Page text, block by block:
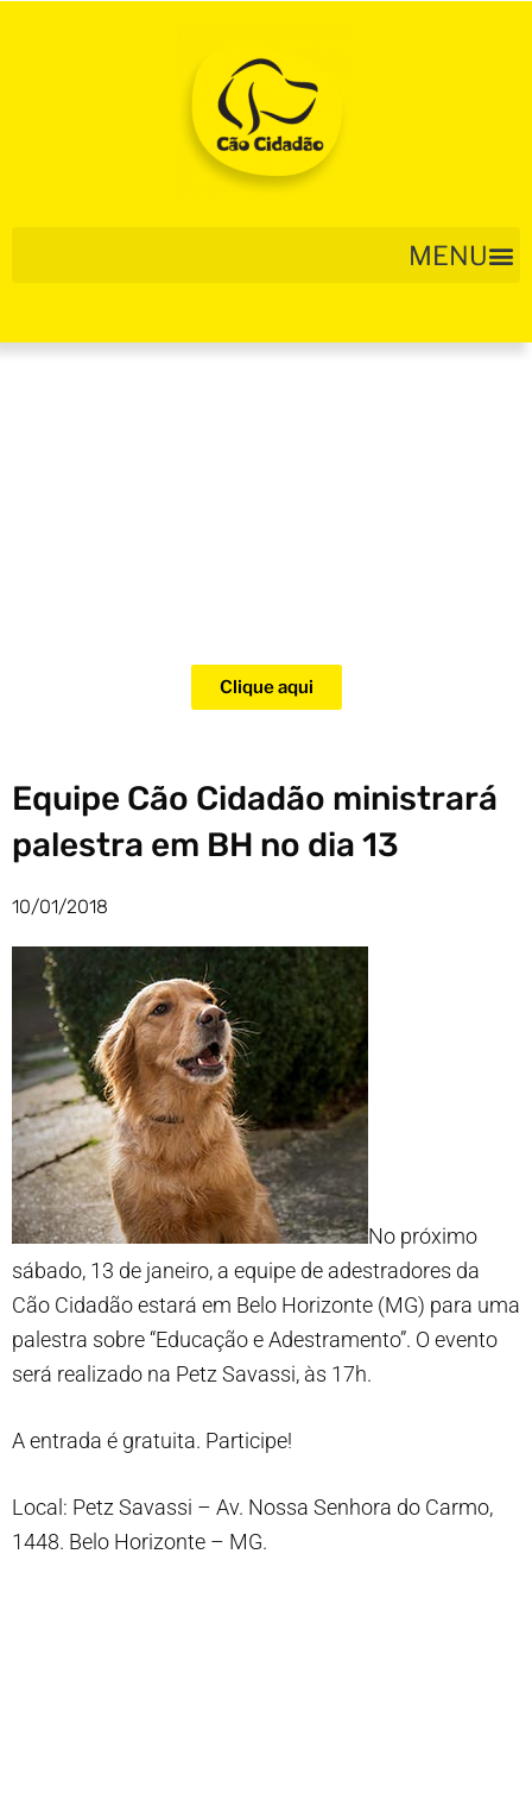
Clique aqui
Equipe Cão Cidadão ministrará
palestra em BH no dia 13
10/01/2018
No próximo
sábado, 13 de janeiro, a equipe de adestradores da
Cão Cidadão estará em Belo Horizonte (MG) para uma
palestra sobre “Educação e Adestramento”. O evento
será realizado na Petz Savassi, às 17h.
A entrada é gratuita. Participe!
Local: Petz Savassi – Av. Nossa Senhora do Carmo,
1448. Belo Horizonte – MG.